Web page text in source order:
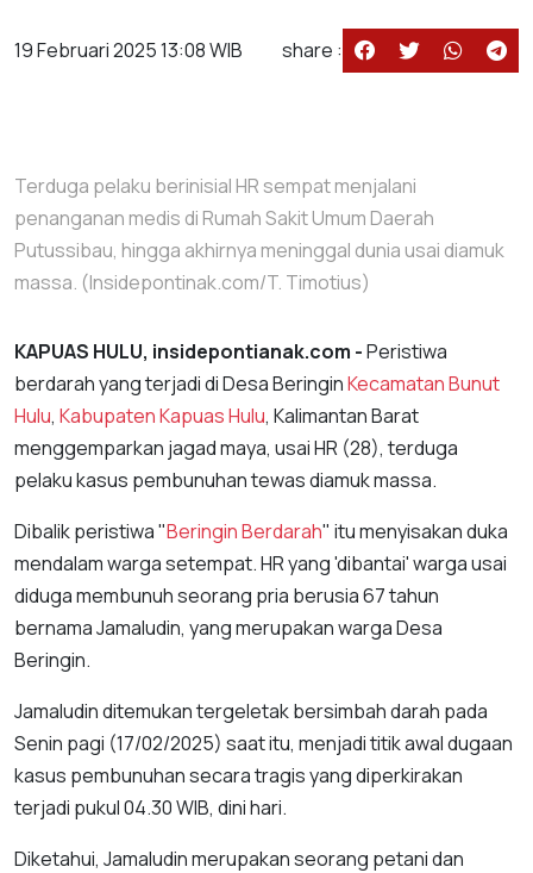
19 Februari 2025 13:08 WIB share :
Terduga pelaku berinisial HR sempat menjalani
penanganan medis di Rumah Sakit Umum Daerah
Putussibau, hingga akhirnya meninggal dunia usai diamuk
massa. (Insidepontinak.com/T. Timotius)
KAPUAS HULU, insidepontianak.com -Peristiwa
berdarah yang terjadi di Desa BeringinKecamatan Bunut
Hulu, Kabupaten Kapuas Hulu, Kalimantan Barat
menggemparkan jagad maya, usai HR (28), terduga
pelaku kasus pembunuhan tewas diamuk massa.
Dibalik peristiwa "Beringin Berdarah" itu menyisakan duka
mendalam warga setempat. HR yang 'dibantai' warga usai
diduga membunuh seorang pria berusia 67 tahun
bernama Jamaludin, yang merupakan warga Desa
Beringin.
Jamaludin ditemukan tergeletak bersimbah darah pada
Senin pagi (17/02/2025) saat itu, menjadi titik awal dugaan
kasus pembunuhan secara tragis yang diperkirakan
terjadi pukul 04.30 WIB, dini hari.
Diketahui, Jamaludin merupakan seorang petani dan